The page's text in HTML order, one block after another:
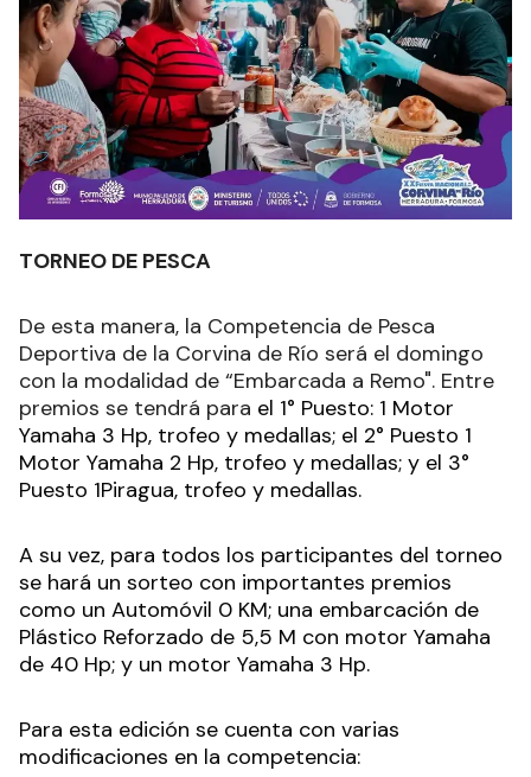
TORNEO DE PESCA
De esta manera, la Competencia de Pesca
Deportiva de la Corvina de Río será el domingo
con la modalidad de “Embarcada a Remo". Entre
premios se tendrá para el 1° Puesto: 1 Motor
Yamaha 3 Hp, trofeo y medallas; el 2° Puesto 1
Motor Yamaha 2 Hp, trofeo y medallas; y el 3°
Puesto 1Piragua, trofeo y medallas.
A su vez, para todos los participantes del torneo
se hará un sorteo con importantes premios
como un Automóvil 0 KM; una embarcación de
Plástico Reforzado de 5,5 M con motor Yamaha
de 40 Hp; y un motor Yamaha 3 Hp.
Para esta edición se cuenta con varias
modificaciones en la competencia: